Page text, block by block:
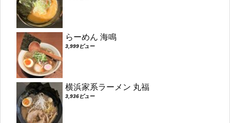
らーめん 海鳴
3,999ビュー
横浜家系ラーメン 丸福
3,936ビュー